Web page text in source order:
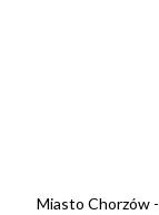
Miasto Chorzów -